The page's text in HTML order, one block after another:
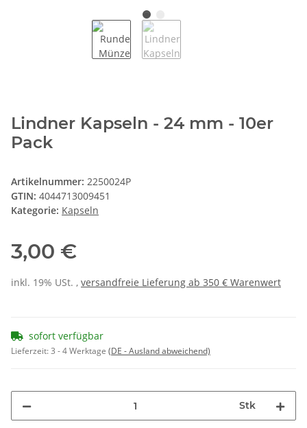
Lindner Kapseln - 24 mm - 10er
Pack
Artikelnummer: 2250024P
GTIN: 4044713009451
Kategorie: Kapseln
3,00 €
inkl. 19% USt. , versandfreie Lieferung ab 350 € Warenwert
sofort verfügbar
Lieferzeit:3 - 4 Werktage (DE - Ausland abweichend)
Stk